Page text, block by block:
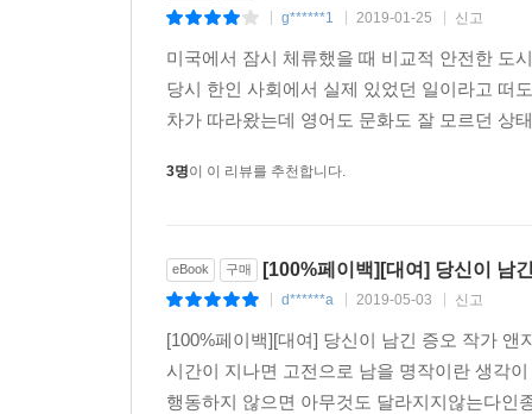
g******1 2019-01-25 신고
미국에서 잠시 체류했을 때 비교적 안전한 도
당시 한인 사회에서 실제 있었던 일이라고 떠
차가 따라왔는데 영어도 문화도 잘 모르던 상
3명이 이 리뷰를 추천합니다.
eBook 구매 [100%페이백][대여] 당신이 남
d******a 2019-05-03 신고
[100%페이백][대여] 당신이 남긴 증오 작가
시간이 지나면 고전으로 남을 명작이란 생각
행동하지 않으면 아무것도 달라지지않는다